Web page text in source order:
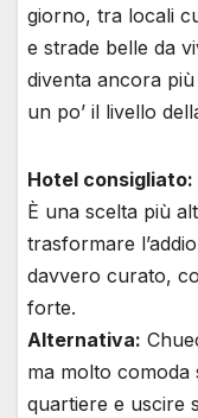
giorno, tra locali
e strade belle da
diventa ancora
un po’ il livello
Hotel consigliato:
È una scelta più
trasformare
davvero curato,
forte.
Alternativa:
ma molto
quartiere e uscire